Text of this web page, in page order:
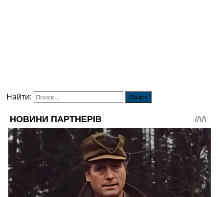
Найти: